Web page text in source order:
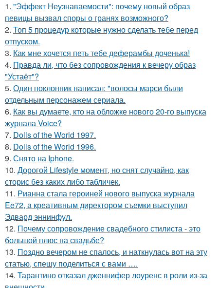
1. "Эффект Неузнаваемости": почему новый образ
певицы вызвал споры о гранях возможного?
2. Топ 5 процедур которые нужно сделать тебе перед
отпуском.
3. Как мне хочется петь тебе деферамбы доченька!
4. Правда ли, что без сопровождения к вечеру образ
"Устаёт"?
5. Один поклонник написал: "волосы марси были
отдельным персонажем сериала.
6. Как вы думаете, кто на обложке нового 20-го выпуска
журнала Voice?
7. Dolls of the World 1997.
8. Dolls of the World 1996.
9. Снято на Iphone.
10. Дорогой Lifestyle момент, но снят случайно, как
сторис без каких либо табличек.
11. Рианна стала героиней нового выпуска журнала
Ee72, а креативным директором съемки выступил
Эдвард эннинфул.
12. Почему сопровождение свадебного стилиста - это
большой плюс на свадьбе?
13. Поздно вечером не спалось, и наткнулась вот на эту
статью, спешу поделиться с вами ….
14. Тарантино отказал дженнифер лоуренс в роли из-за